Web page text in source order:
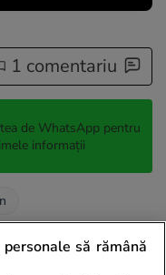
1 comentariu
de WhatsApp pentru
informații
să rămână